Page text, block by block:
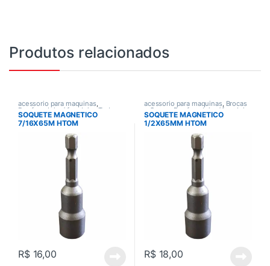
Produtos relacionados
acessorio para maquinas,
Parafusadeira / furadeira,Todos
SOQUETE MAGNETICO
7/16X65M HTOM
R$16,00
acessorio para maquinas, Brocas
e Serras,Parafusadeira / furadeira
Todos
SOQUETE MAGNETICO
1/2X65MM HTOM
R$18,00